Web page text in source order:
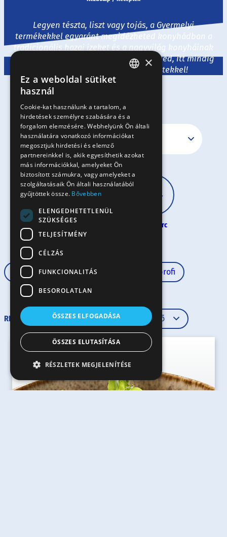
Legyen tészta, liszt vagy tojás, a Gyermelyi
termékekkel egyaránt megidézheted konyhádban a
tradicionális hazai ízeket és a nagyvilág konyháinak
legjavát. Ha egy kis ihletre van szükséged, itt mindig
várunk ízletes és izgalmas receptekkel!
60+ perc
Rövid tészta 60 perc Félprofi
RENDEZÉS
SK
RO
×
Ez a weboldal sütiket
használ
Cookie-kat használunk a tartalom, a
hirdetések személyre szabására és a
forgalom elemzésére. Webhelyünk Ön általi
használatára vonatkozó információkat
megosztjuk hirdetési és elemző
partnereinkkel is, akik egyesíthetik azokat
más információkkal, amelyeket Ön
biztosított számukra, vagy amelyeket a
szolgáltatásaik Ön általi használatából
gyűjtöttek össze. Bővebben
ELENGEDHETETLENÜL
SZÜKSÉGES
TELJESÍTMÉNY
CÉLZÁS
FUNKCIONALITÁS
BESOROLATLAN
ÖSSZES ELFOGADÁSA
ÖSSZES ELUTASÍTÁSA
RÉSZLETEK MEGJELENÍTÉSE